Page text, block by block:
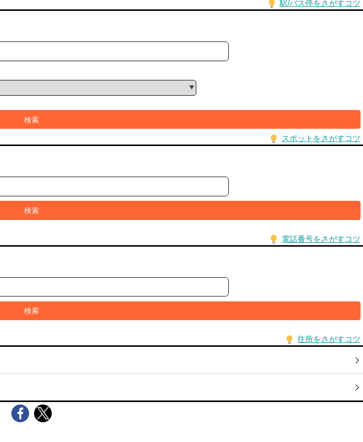
駅/バス停をさがすコツ
スポットをさがすコツ
電話番号をさがすコツ
住所をさがすコツ